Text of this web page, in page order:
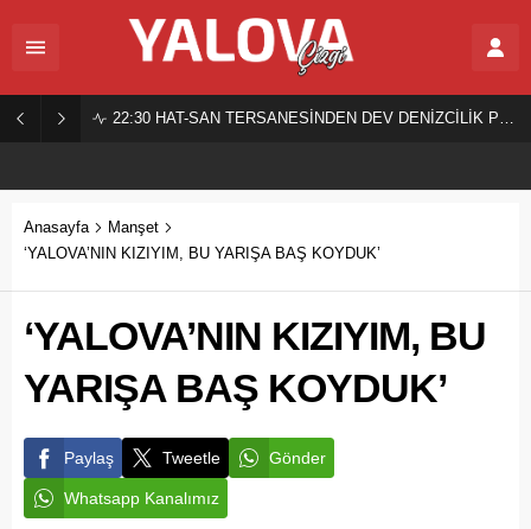
22:30 HAT-SAN TERSANESİNDEN DEV DENİZCİLİK PROJESİ!
Anasayfa
Manşet
‘YALOVA’NIN KIZIYIM, BU YARIŞA BAŞ KOYDUK’
‘YALOVA’NIN KIZIYIM, BU
YARIŞA BAŞ KOYDUK’
Paylaş Tweetle Gönder
Whatsapp Kanalımız